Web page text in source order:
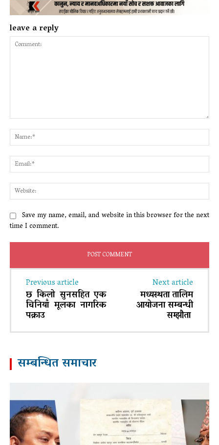
leave a reply
Save my name, email, and website in this browser for the next
time I comment.
Previous article
छ किलो सुनसहित एक
चिनियाँ मूलका नागरिक
पक्राउ
Next article
मध्यस्थता तालिम
आयोजना सम्बन्धी
सम्झौता
सम्बन्धित समाचार